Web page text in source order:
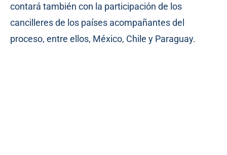
contará también con la participación de los
cancilleres de los países acompañantes del
proceso, entre ellos, México, Chile y Paraguay.